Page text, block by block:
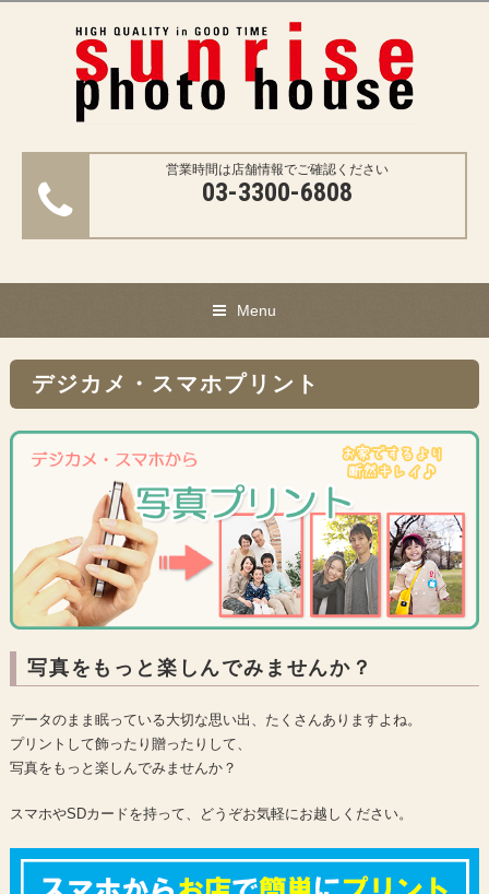
営業時間は店舗情報でご確認ください
03-3300-6808
Menu
デジカメ・スマホプリント
写真をもっと楽しんでみませんか？
データのまま眠っている大切な思い出、たくさんありますよね。
プリントして飾ったり贈ったりして、
写真をもっと楽しんでみませんか？
スマホやSDカードを持って、どうぞお気軽にお越しください。